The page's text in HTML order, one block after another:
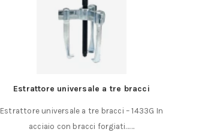
Estrattore universale a tre bracci
Estrattore universale a tre bracci – 1433G In
acciaio con bracci forgiati……